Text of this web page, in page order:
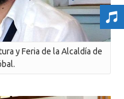
y Feria de la Alcaldía de